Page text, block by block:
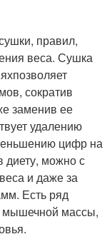
правил,
веса. Сушка
сократив
заменив ее
удалению
цифр на
диету, можно с
и даже за
Есть ряд
мышечной массы,